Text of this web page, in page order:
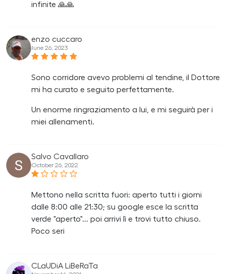
infinite 🙏🙏
enzo cuccaro
June 26, 2023
Sono corridore avevo problemi al tendine, il Dottore
mi ha curato e seguito perfettamente.
Un enorme ringraziamento a lui, e mi seguirà per i
miei allenamenti.
Salvo Cavallaro
October 26, 2022
Mettono nella scritta fuori: aperto tutti i giorni
dalle 8:00 alle 21:30; su google esce la scritta
verde "aperto"... poi arrivi lì e trovi tutto chiuso.
Poco seri
CLaUDiA LiBeRaTa